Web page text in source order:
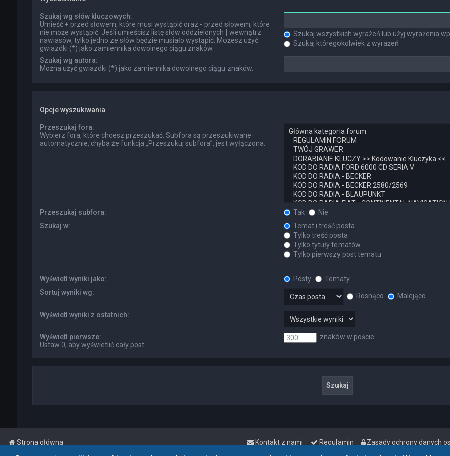
Szukaj wg słów kluczowych:
Umieść+ przed słowem, które musi wystąpić oraz - przed słowem, które
nie może wystąpić. Jeśli umieścisz listę słów oddzielonych
wewnątrz
nawiasów, tylko jedno ze słów będzie musiało wystąpić. Możesz użyć
gwiazdki (*) jako zamiennika dowolnego ciągu znaków.
Szukaj wszystkich wyrażeń lub użyj wyrażenia
Szukaj któregokolwiek z wyrażeń
Szukaj wg autora:
Można użyć gwiazdki (*) jako zamiennika dowolnego ciągu znaków.
Opcje wyszukiwania
Przeszukaj fora:
Wybierz fora, które chcesz przeszukać. Subfora są przeszukiwane
automatycznie, chyba że funkcja „Przeszukuj subfora”, jest wyłączona.
Przeszukaj subfora: Tak
Nie
Szukaj w:
Temat i treść posta
Tylko treść posta
Tylko tytuły tematów
Tylko pierwszy post tematu
Wyświetl wyniki jako: Posty
Tematy
Sortuj wyniki wg:
Rosnąco Malejąco
Wyświetl wyniki z ostatnich:
Wyświetl pierwsze:
Ustaw 0, aby wyświetlić cały post.
znaków w poście
Strona główna Zasady ochrony danych
Regulamin
Kontakt z nami